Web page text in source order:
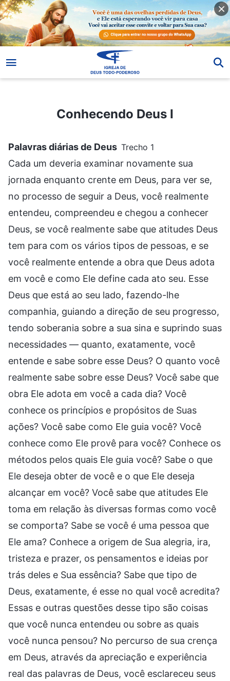
Conhecendo Deus I
Palavras diárias de Deus Trecho 1
Cada um deveria examinar novamente sua
jornada enquanto crente em Deus, para ver se,
no processo de seguir a Deus, você realmente
entendeu, compreendeu e chegou a conhecer
Deus, se você realmente sabe que atitudes Deus
tem para com os vários tipos de pessoas, e se
você realmente entende a obra que Deus adota
em você e como Ele define cada ato seu. Esse
Deus que está ao seu lado, fazendo-lhe
companhia, guiando a direção de seu progresso,
tendo soberania sobre a sua sina e suprindo suas
necessidades — quanto, exatamente, você
entende e sabe sobre esse Deus? O quanto você
realmente sabe sobre esse Deus? Você sabe que
obra Ele adota em você a cada dia? Você
conhece os princípios e propósitos de Suas
ações? Você sabe como Ele guia você? Você
conhece como Ele provê para você? Conhece os
métodos pelos quais Ele guia você? Sabe o que
Ele deseja obter de você e o que Ele deseja
alcançar em você? Você sabe que atitudes Ele
toma em relação às diversas formas como você
se comporta? Sabe se você é uma pessoa que
Ele ama? Conhece a origem de Sua alegria, ira,
tristeza e prazer, os pensamentos e ideias por
trás deles e Sua essência? Sabe que tipo de
Deus, exatamente, é esse no qual você acredita?
Essas e outras questões desse tipo são coisas
que você nunca entendeu ou sobre as quais
você nunca pensou? No percurso de sua crença
em Deus, através da apreciação e experiência
real das palavras de Deus, você esclareceu seus